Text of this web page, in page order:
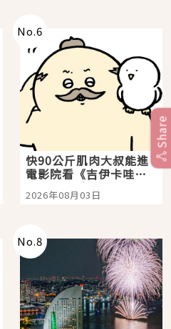
No.6
快90公斤肌肉大叔能進
電影院看《吉伊卡哇》
嗎？日本重金屬樂團
「打首」會長與nagano
2026年08月03日
No.8
Share